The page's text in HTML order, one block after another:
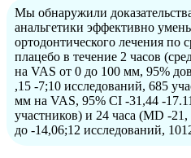
Мы обнаружили
анальгетики эффективно
ортодонтического лечения по
плацебо в течение 2 часов
на VAS от 0 до 100 мм, 95%
,15 -7;10 исследований, 685
мм на VAS, 95% CI ‐31,44 -
участников) и 24 часа (MD
до -14,06;12 исследований,